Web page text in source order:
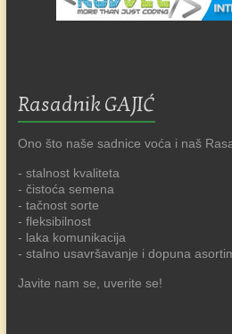
Rasadnik GAJIĆ
Ono što naše sadnice voća i naš
- stalnost kvaliteta
- čistoća semena
- tačnost sorte
- fleksibilnost
- laka komunikacija
- stalno usavršavanje i dopuna
Javite nam se, uverite se!